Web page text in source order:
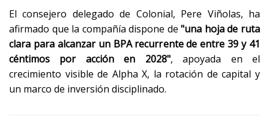
El consejero delegado de Colonial, Pere Viñolas, ha
afirmado que la compañía dispone de"una hoja de ruta
clara para alcanzar un BPA recurrente de entre 39 y 41
céntimos por acción en 2028", apoyada en el
crecimiento visible de Alpha X, la rotación de capital y
un marco de inversión disciplinado.